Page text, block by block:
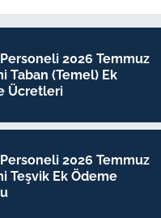
Personeli 2026 Temmuz
Taban (Temel) Ek
Ücretleri
Personeli 2026 Temmuz
Teşvik Ek Ödeme